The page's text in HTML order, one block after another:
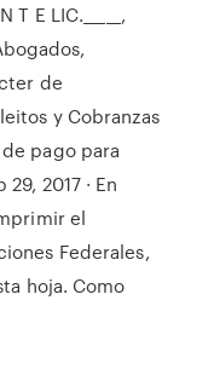
T E LIC._____,
Abogados,
de
y Cobranzas
pago para
2017 · En
el
Federales,
hoja. Como